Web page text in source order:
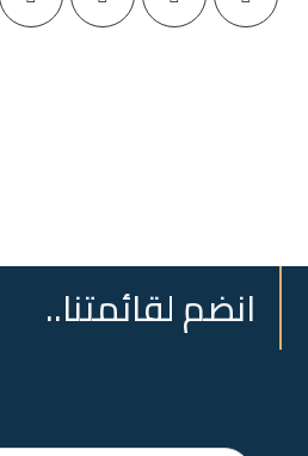
انضم لقائمتنا..